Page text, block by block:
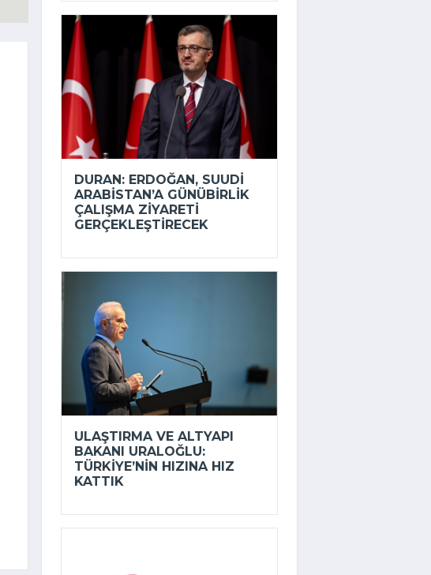
DURAN: ERDOĞAN, SUUDI
ARABISTAN’A GÜNÜBIRLIK
ÇALIŞMA ZIYARETI
GERÇEKLEŞTIRECEK
ULAŞTIRMA VE ALTYAPI
BAKANI URALOĞLU:
TÜRKIYE’NIN HIZINA HIZ
KATTIK